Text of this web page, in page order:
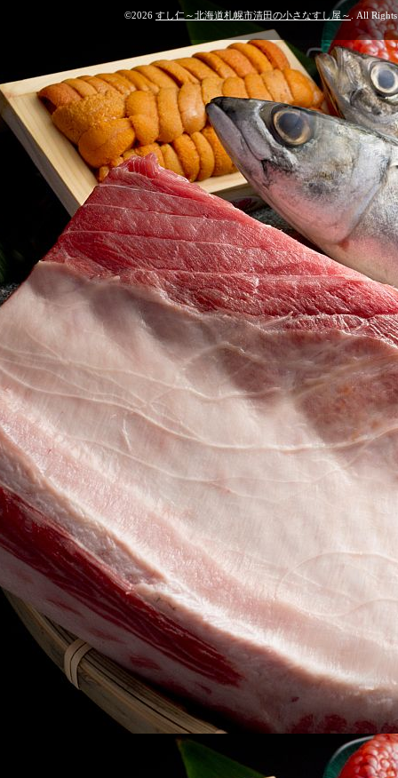
©2026 すし仁～北海道札幌市清田の小さなすし屋～ . All